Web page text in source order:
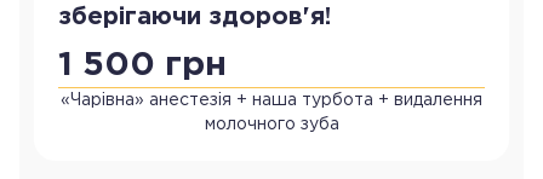
зберігаючи здоров'я!
1 500 грн
«Чарівна» анестезія + наша турбота + видалення
молочного зуба